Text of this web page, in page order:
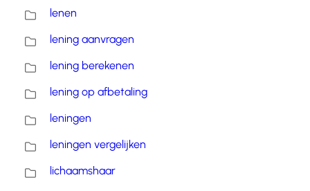
lenen
lening aanvragen
lening berekenen
lening op afbetaling
leningen
leningen vergelijken
lichaamshaar